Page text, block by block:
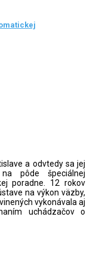
a odvtedy sa jej
pôde špeciálnej
poradne. 12 rokov
na výkon väzby,
vykonávala aj
uchádzačov o